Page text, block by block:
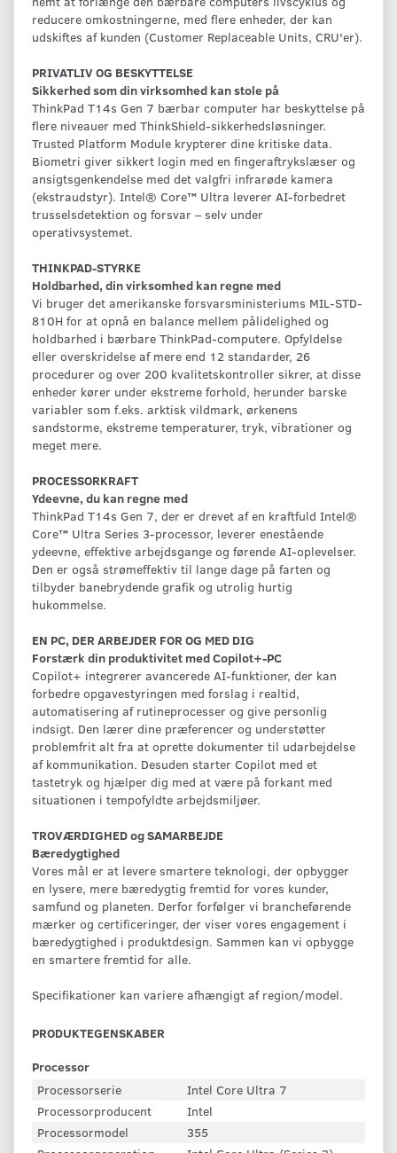
reducere omkostningerne, med flere enheder, der kan
udskiftes af kunden (Customer Replaceable Units, CRU'er).
PRIVATLIV OG BESKYTTELSE
Sikkerhed som din virksomhed kan stole på
ThinkPad T14s Gen 7 bærbar computer har beskyttelse på
flere niveauer med ThinkShield-sikkerhedsløsninger.
Trusted Platform Module krypterer dine kritiske data.
Biometri giver sikkert login med en fingeraftrykslæser og
ansigtsgenkendelse med det valgfri infrarøde kamera
(ekstraudstyr). Intel® Core™ Ultra leverer AI-forbedret
trusselsdetektion og forsvar – selv under
operativsystemet.
THINKPAD-STYRKE
Holdbarhed, din virksomhed kan regne med
Vi bruger det amerikanske forsvarsministeriums MIL-STD-
810H for at opnå en balance mellem pålidelighed og
holdbarhed i bærbare ThinkPad-computere. Opfyldelse
eller overskridelse af mere end 12 standarder, 26
procedurer og over 200 kvalitetskontroller sikrer, at disse
enheder kører under ekstreme forhold, herunder barske
variabler som f.eks. arktisk vildmark, ørkenens
sandstorme, ekstreme temperaturer, tryk, vibrationer og
meget mere.
PROCESSORKRAFT
Ydeevne, du kan regne med
ThinkPad T14s Gen 7, der er drevet af en kraftfuld Intel®
Core™ Ultra Series 3-processor, leverer enestående
ydeevne, effektive arbejdsgange og førende AI-oplevelser.
Den er også strømeffektiv til lange dage på farten og
tilbyder banebrydende grafik og utrolig hurtig
hukommelse.
EN PC, DER ARBEJDER FOR OG MED DIG
Forstærk din produktivitet med Copilot+-PC
Copilot+ integrerer avancerede AI-funktioner, der kan
forbedre opgavestyringen med forslag i realtid,
automatisering af rutineprocesser og give personlig
indsigt. Den lærer dine præferencer og understøtter
problemfrit alt fra at oprette dokumenter til udarbejdelse
af kommunikation. Desuden starter Copilot med et
tastetryk og hjælper dig med at være på forkant med
situationen i tempofyldte arbejdsmiljøer.
TROVÆRDIGHED og SAMARBEJDE
Bæredygtighed
Vores mål er at levere smartere teknologi, der opbygger
en lysere, mere bæredygtig fremtid for vores kunder,
samfund og planeten. Derfor forfølger vi brancheførende
mærker og certificeringer, der viser vores engagement i
bæredygtighed i produktdesign. Sammen kan vi opbygge
en smartere fremtid for alle.
Specifikationer kan variere afhængigt af region/model.
PRODUKTEGENSKABER
Processor
Processorserie
Intel Core Ultra 7
Processorproducent
Intel
Processormodel
355